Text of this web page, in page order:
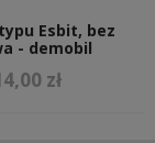
Esbit, bez
- demobil
zł